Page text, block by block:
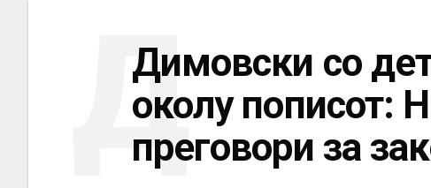
Димовски со
околу пописот:
преговори за
Д